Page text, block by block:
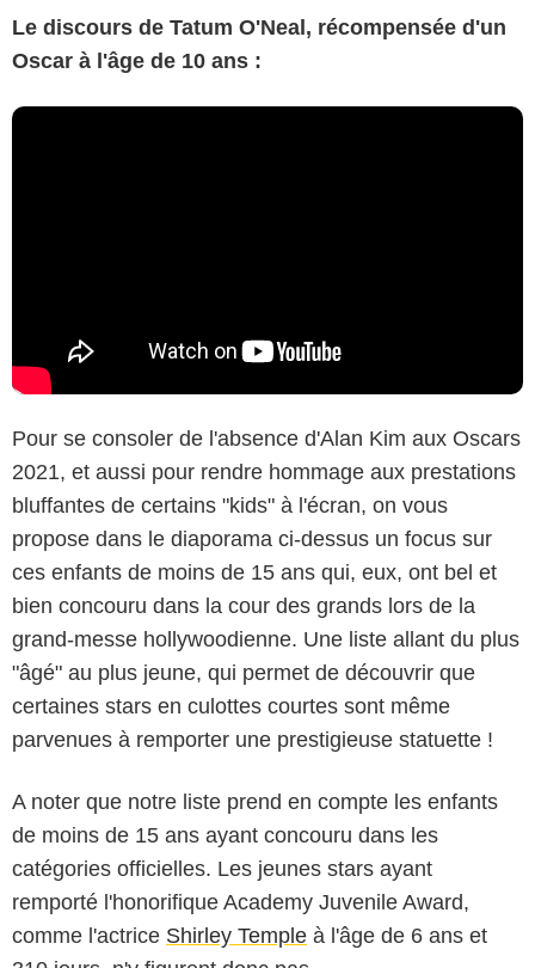
Le discours de Tatum O'Neal, récompensée d'un
Oscar à l'âge de 10 ans :
Pour se consoler de l'absence d'Alan Kim aux Oscars
2021, et aussi pour rendre hommage aux prestations
bluffantes de certains "kids" à l'écran, on vous
propose dans le diaporama ci-dessus un focus sur
ces enfants de moins de 15 ans qui, eux, ont bel et
bien concouru dans la cour des grands lors de la
grand-messe hollywoodienne. Une liste allant du plus
"âgé" au plus jeune, qui permet de découvrir que
certaines stars en culottes courtes sont même
parvenues à remporter une prestigieuse statuette !
A noter que notre liste prend en compte les enfants
de moins de 15 ans ayant concouru dans les
catégories officielles. Les jeunes stars ayant
remporté l'honorifique Academy Juvenile Award,
comme l'actrice Shirley Temple à l'âge de 6 ans et